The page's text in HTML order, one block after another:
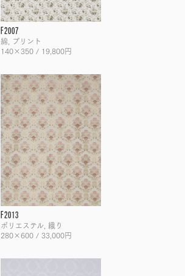
F2007
綿, プリント
140×350 / 19,800円
F2013
ポリエステル, 織り
280×600 / 33,000円